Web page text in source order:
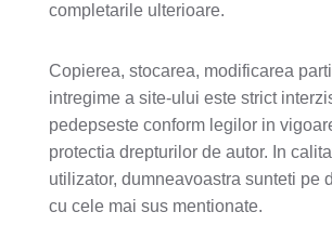
completarile ulterioare.
Copierea, stocarea, modificarea
intregime a site-ului este strict
pedepseste conform legilor in
protectia drepturilor de autor. In
utilizator, dumneavoastra sunteti pe
cu cele mai sus mentionate.